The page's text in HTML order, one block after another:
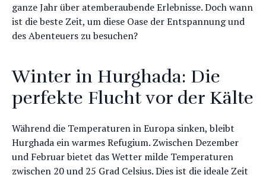
ganze Jahr über atemberaubende Erlebnisse. Doch wann
ist die beste Zeit, um diese Oase der Entspannung und
des Abenteuers zu besuchen?
Winter in Hurghada: Die
perfekte Flucht vor der Kälte
Während die Temperaturen in Europa sinken, bleibt
Hurghada ein warmes Refugium. Zwischen Dezember
und Februar bietet das Wetter milde Temperaturen
zwischen 20 und 25 Grad Celsius. Dies ist die ideale Zeit